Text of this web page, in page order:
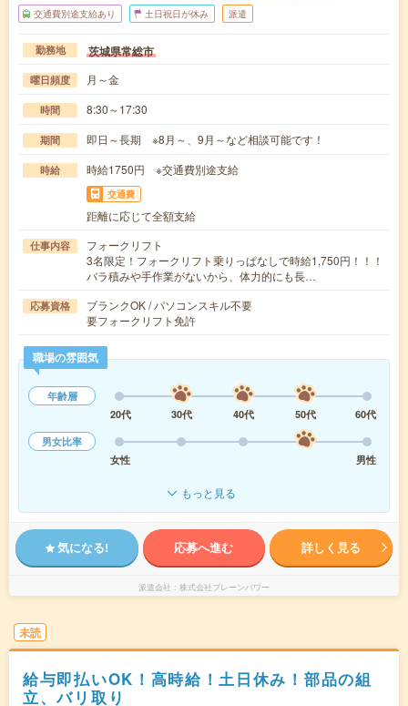
交通費別途支給あり 土日祝日が休み 派遣
勤務地 茨城県常総市
曜日頻度 月～金
時間 8:30～17:30
期間 即日～長期 ※8月～、9月～など相談可能です！
時給 時給1750円 ※交通費別途支給
交通費
距離に応じて全額支給
仕事内容
フォークリフト
3名限定！フォークリフト乗りっぱなしで時給1,750円！！！
バラ積みや手作業がないから、体力的にも長…
応募資格
ブランクOK / パソコンスキル不要
要フォークリフト免許
職場の雰囲気
年齢層
20代
30代 40代 50代
60代
男女比率
女性
男性
もっと見る
気になる! 応募へ進む 詳しく見る
派遣会社 株式会社ブレーンパワー
未読
給与即払いOK！高時給！土日休み！部品の組
立、バリ取り